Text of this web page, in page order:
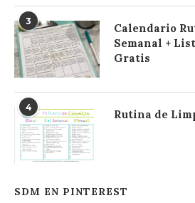
3
Calendario
Semanal +
Gratis
4
Rutina de
SDM EN PINTEREST